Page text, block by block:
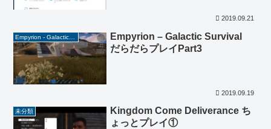
2019.09.21
Empyrion – Galactic Survival
だらだらプレイPart3
2019.09.19
未分類
Kingdom Come Deliverance ち
ょっとプレイ①